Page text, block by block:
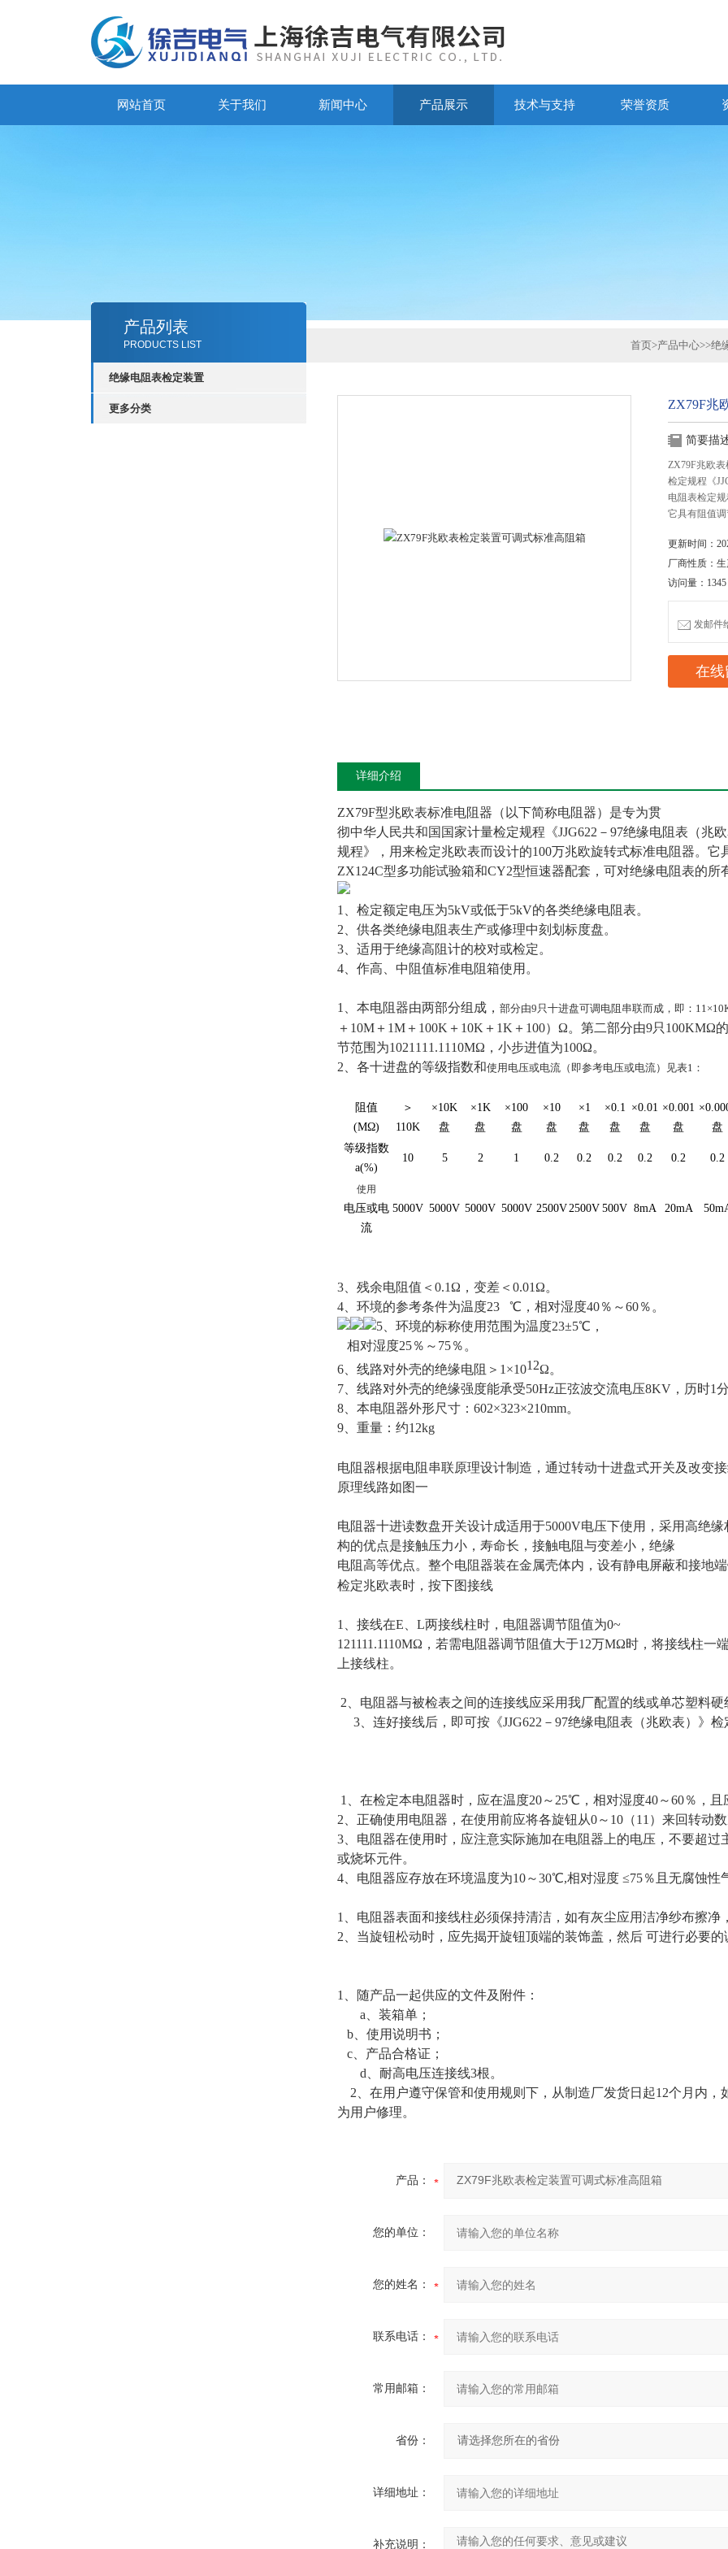
网站首页 关于我们 新闻中心 产品展示 技术与支持 荣誉资质
产品列表
PRODUCTS LIST
绝缘电阻表检定装置
更多分类
首页>产品中心>>绝
ZX79F兆
简要描
ZX79F兆欧
检定规程《
电阻表检定
它具有阻值
更新时间：
厂商性质：
访问量：1345
发邮件
在线
详细介绍
ZX79F型兆欧表标准电阻器（以下简称电阻器）是专为贯
彻中华人民共和国国家计量检定规程《JJG622－97绝缘电阻表（兆
规程》，用来检定兆欧表而设计的100万兆欧旋转式标准电阻器。
ZX124C型多功能试验箱和CY2型恒速器配套，可对绝缘电阻表的所
1、检定额定电压为5kV或低于5kV的各类绝缘电阻表。
2、供各类绝缘电阻表生产或修理中刻划标度盘。
3、适用于绝缘高阻计的校对或检定。
4、作高、中阻值标准电阻箱使用。
1、本电阻器由两部分组成， 部分由9只十进盘可调电阻串联而成，即：
＋10M＋1M＋100K＋10K＋1K＋100）Ω。第二部分由9只100KMΩ
节范围为1021111.1110MΩ，小步进值为100Ω。
2、各十进盘的等级指数和使用电压或电流（即参考电压或电流）见表1：
阻值
(MΩ)
＞
110K
×10K
盘
×1K
盘
×100
盘
×10
盘
×1
盘
×0.1
盘
×0.01
盘
×0.001
盘
盘
等级指数
a(%)
10 5 2 1 0.2 0.2 0.2 0.2 0.2 0.2
使用
电压或电
流
5000V 5000V 5000V 5000V 2500V2500V 500V 8mA 20mA
3、残余电阻值＜0.1Ω，变差＜0.01Ω。
4、环境的参考条件为温度23 ℃ ，相对湿度40％～60％。
5、环境的标称使用范围为温度23±5℃ ，
相对湿度25％～75％。
6、线路对外壳的绝缘电阻＞1×1012Ω。
7、线路对外壳的绝缘强度能承受50Hz正弦波交流电压8KV，历时1分
8、本电阻器外形尺寸：602×323×210mm。
9、重量：约12kg
电阻器根据电阻串联原理设计制造，通过转动十进盘式开关及改变
原理线路如图一
电阻器十进读数盘开关设计成适用于5000V电压下使用，采用高绝
构的优点是接触压力小，寿命长，接触电阻与变差小，绝缘
电阻高等优点。整个电阻器装在金属壳体内，设有静电屏蔽和接地
检定兆欧表时，按下图接线
1、接线在E、L两接线柱时，电阻器调节阻值为0~
121111.1110MΩ，若需电阻器调节阻值大于12万MΩ时，将接线柱一
上接线柱。
2、电阻器与被检表之间的连接线应采用我厂配置的线或单芯塑料硬
3、连好接线后，即可按《JJG622－97绝缘电阻表（兆欧表）》检
1、在检定本电阻器时，应在温度20～25℃，相对湿度40～60％，且
2、正确使用电阻器，在使用前应将各旋钮从0～10（11）来回转动
3、电阻器在使用时，应注意实际施加在电阻器上的电压，不要超过
或烧坏元件。
4、电阻器应存放在环境温度为10～30℃,相对湿度 ≤75％ 且无腐蚀性
1、电阻器表面和接线柱必须保持清洁，如有灰尘应用洁净纱布擦净
2、当旋钮松动时，应先揭开旋钮顶端的装饰盖，然后 可进行必要的
1、随产品一起供应的文件及附件：
a、装箱单；
b、使用说明书；
c、产品合格证；
d、耐高电压连接线3根。
2、在用户遵守保管和使用规则下，从制造厂发货日起12个月内，
为用户修理。
产品：
您的单位：
您的姓名：
联系电话：
常用邮箱：
省份：
详细地址：
补充说明：